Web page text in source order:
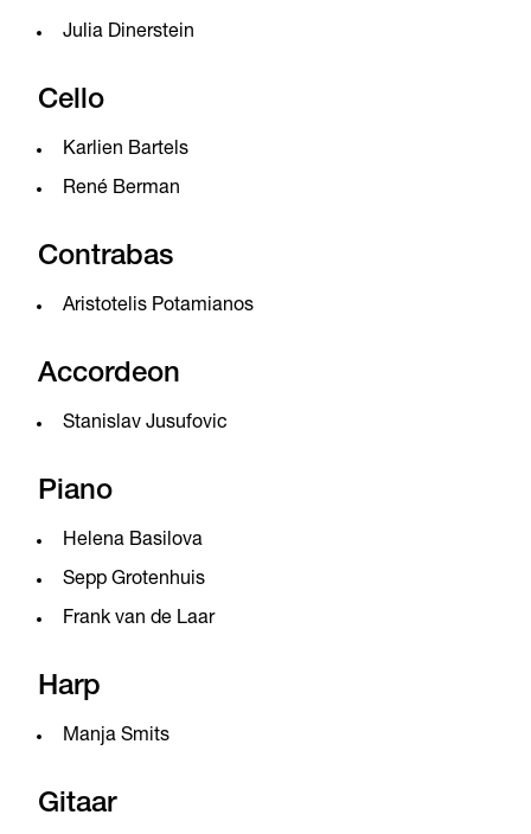
Julia Dinerstein
Cello
Karlien Bartels
René Berman
Contrabas
Aristotelis Potamianos
Accordeon
Stanislav Jusufovic
Piano
Helena Basilova
Sepp Grotenhuis
Frank van de Laar
Harp
Manja Smits
Gitaar